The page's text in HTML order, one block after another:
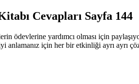
Cevapları Sayfa 144
ödevlerine yardımcı olması için
için her bir etkinliği ayrı ayrı